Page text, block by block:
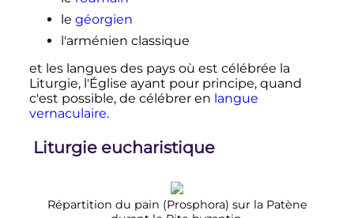
le géorgien
l'arménien classique
et les langues des pays où est célébrée la
Liturgie, l'Église ayant pour principe, quand
c'est possible, de célébrer en langue
vernaculaire.
Liturgie eucharistique
Répartition du pain (Prosphora) sur la Patène